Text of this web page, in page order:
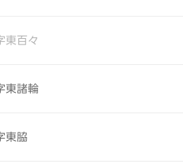
東百々
東諸輪
東脇